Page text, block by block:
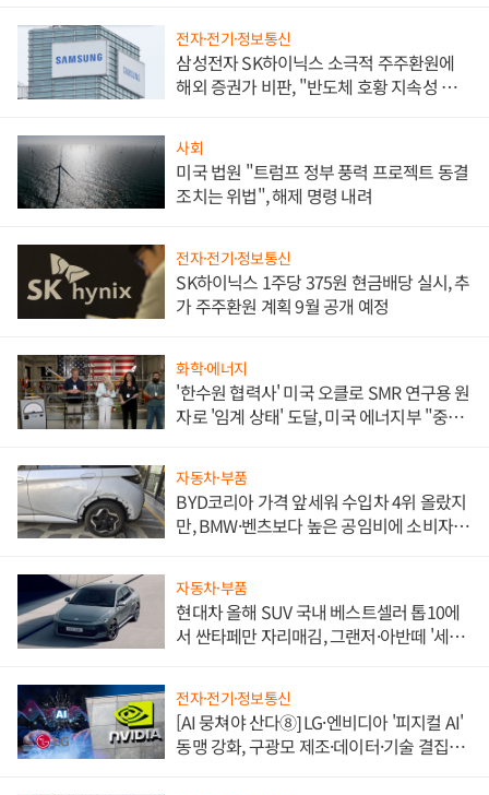
전자·전기·정보통신
삼성전자 SK하이닉스 소극적 주주환원에
해외 증권가 비판, "반도체 호황 지속성 의
사회
미국 법원 "트럼프 정부 풍력 프로젝트 동결
조치는 위법", 해제 명령 내려
전자·전기·정보통신
SK하이닉스 1주당 375원 현금배당 실시, 추
가 주주환원 계획 9월 공개 예정
화학·에너지
'한수원 협력사' 미국 오클로 SMR 연구용 원
자로 '임계 상태' 도달, 미국 에너지부 "중요
자동차·부품
BYD코리아 가격 앞세워 수입차 4위 올랐지
만, BMW·벤츠보다 높은 공임비에 소비자
자동차·부품
현대차 올해 SUV 국내 베스트셀러 톱10에
서 싼타페만 자리매김, 그랜저·아반떼 '세단
전자·전기·정보통신
[AI 뭉쳐야 산다⑧] LG·엔비디아 '피지컬 AI'
동맹 강화, 구광모 제조·데이터·기술 결집